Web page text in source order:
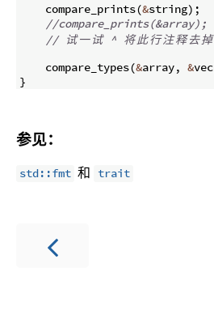
    compare_prints
(&string) ;
//compare_prints(&array);
// 试 一 试 ^ 将此行注释 去掉
    compare_types
(&array, &vec
}
参见：
std::fmt 和 trait